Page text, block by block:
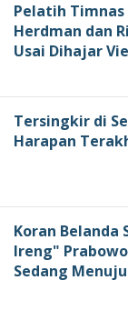
Pelatih Timnas
Herdman dan
Usai Dihajar
Tersingkir di
Harapan
Koran Belanda
Ireng"
Sedang